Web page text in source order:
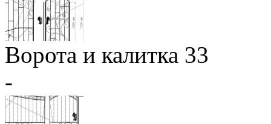
Ворота и калитка 33
-